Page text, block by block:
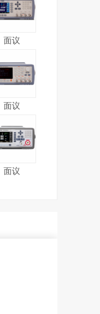
面议
面议
面议